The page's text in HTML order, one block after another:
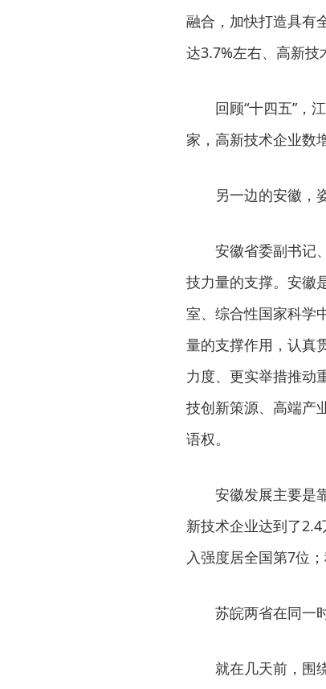
融合，加快打造具有
达3.7%左右、高新技
回顾“十四五”，
家，高新技术企业数
另一边的安徽，
安徽省委副书记
技力量的支撑。安徽
室、综合性国家科学
量的支撑作用，认真
力度、更实举措推动
技创新策源、高端产
语权。
安徽发展主要是
新技术企业达到了
入强度居全国第7位
苏皖两省在同一
就在几天前，围